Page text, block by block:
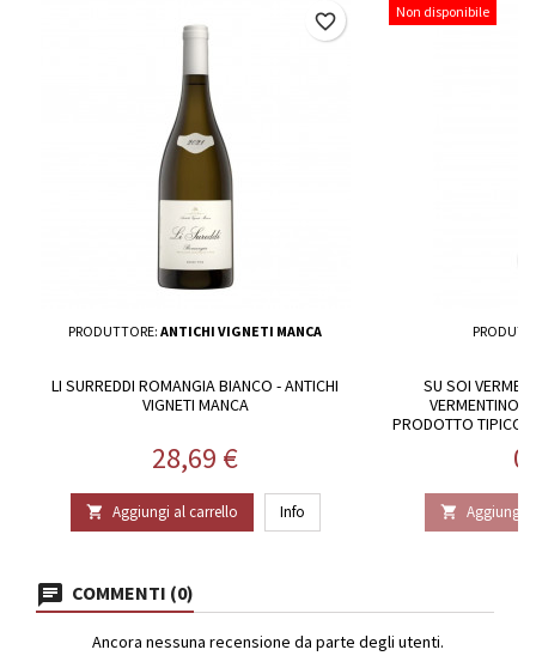
PRODUTTORE: ANTICHI VIGNETI MANCA
LI SURREDDI ROMANGIA BIANCO - ANTICHI
VIGNETI MANCA
Prezzo
28,69 €
 Aggiungi al carrello Info
favorite_border Non disponibile
SU SOI
VERMENTINO
PRODOTTO TIPICO
 Aggiungi
COMMENTI (0)
Ancora nessuna recensione da parte degli utenti.